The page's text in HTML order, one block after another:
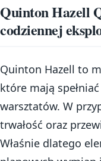
Quinton Hazell
codziennej
Quinton Hazell to
które mają
warsztatów. W
trwałość oraz
Właśnie dlatego